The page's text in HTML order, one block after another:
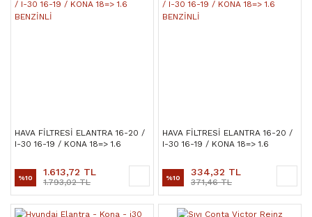
HAVA FİLTRESİ ELANTRA 16-20 /
I-30 16-19 / KONA 18=> 1.6
%10 1.613,72 TL
1.793,02 TL
HAVA FİLTRESİ ELANTRA 16-20 /
I-30 16-19 / KONA 18=> 1.6
%10 334,32 TL
371,46 TL